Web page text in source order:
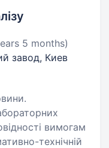
5 months)
завод, Киев
вимогам
технічній